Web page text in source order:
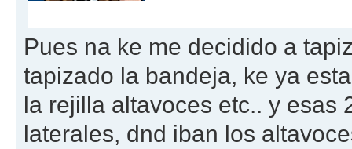
Pues na ke me decidido a
tapizado la bandeja, ke ya
la rejilla altavoces etc.. y esas
laterales, dnd iban los